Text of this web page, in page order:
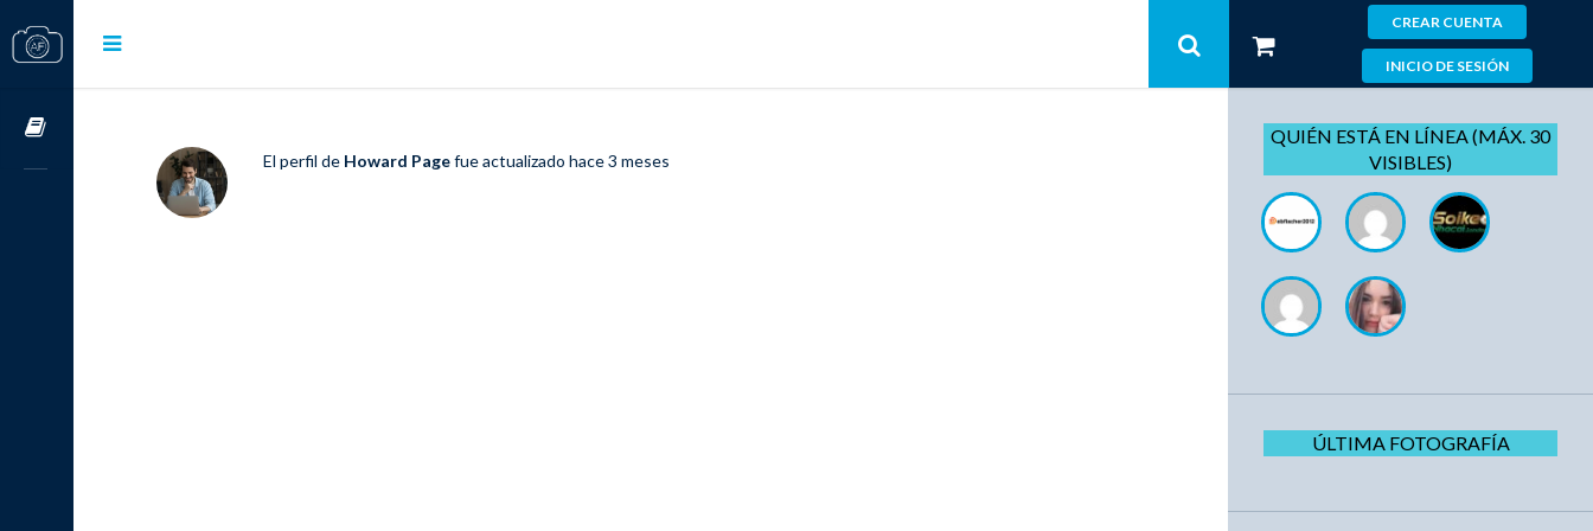
CREAR CUENTA
INICIO DE SESIÓN
El perfil de Howard Pagefue actualizado hace 3 meses
QUIÉN ESTÁ EN LÍNEA (MÁX. 30
VISIBLES)
ÚLTIMA FOTOGRAFÍA